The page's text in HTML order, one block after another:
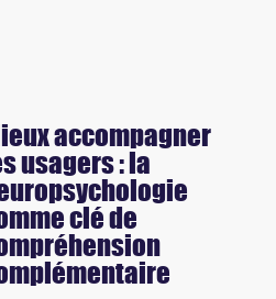
accompagner
usagers : la
clé de